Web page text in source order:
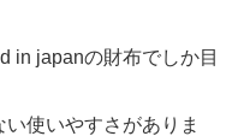
in japanの財布でしか目
使いやすさがありま